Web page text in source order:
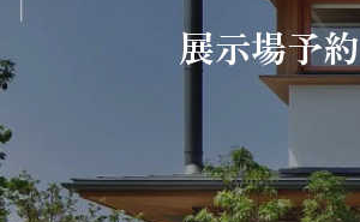
展示場予約